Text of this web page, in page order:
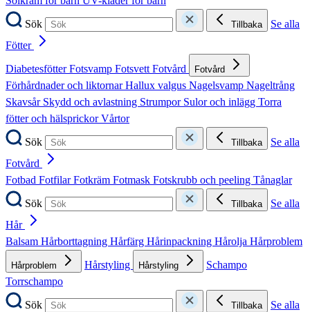
Sök
Tillbaka
Se alla
Fötter
DiabetesfötterFotsvamp FotsvettFotvård Fotvård
Förhårdnader och liktornarHallux valgus Nagelsvamp Nageltrång
Skavsår Skydd och avlastning Strumpor Sulor och inlägg Torra
fötter och hälsprickorVårtor
Sök
Tillbaka
Se alla
Fotvård
Fotbad FotfilarFotkräm Fotmask Fotskrubb och peeling Tånaglar
Sök
Tillbaka
Se alla
Hår
Balsam Hårborttagning Hårfärg Hårinpackning Hårolja Hårproblem
Hårproblem Hårstyling Hårstyling
Schampo
Torrschampo
Sök
Tillbaka
Se alla